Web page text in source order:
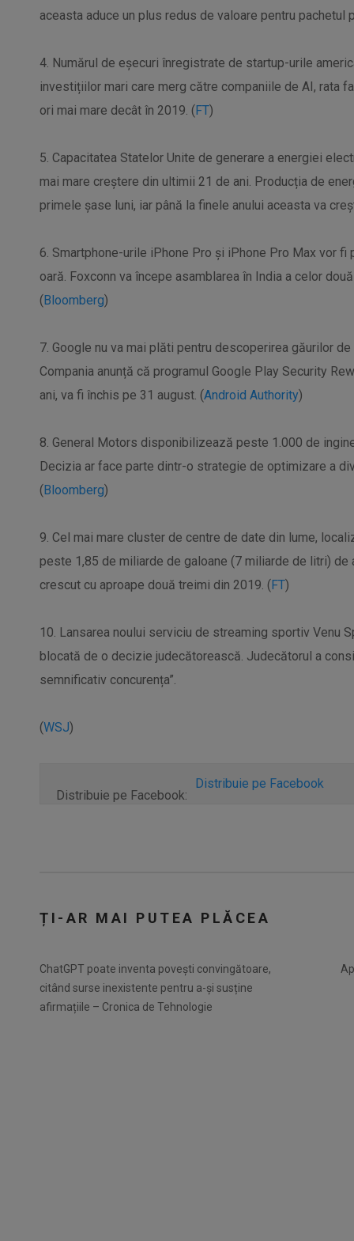
aceasta aduce un plus redus de valoare pentru pachetul
4. Numărul de eșecuri înregistrate de startup-urile
investițiilor mari care merg către companiile de AI, rata
ori mai mare decât în 2019. (FT)
5. Capacitatea Statelor Unite de generare a energiei
mai mare creștere din ultimii 21 de ani. Producția de
primele șase luni, iar până la finele anului aceasta va
6. Smartphone-urile iPhone Pro și iPhone Pro Max vor
oară. Foxconn va începe asamblarea în India a celor
(Bloomberg)
7. Google nu va mai plăti pentru descoperirea găurilor
Compania anunță că programul Google Play Security
ani, va fi închis pe 31 august. (Android Authority)
8. General Motors disponibilizează peste 1.000 de
Decizia ar face parte dintr-o strategie de optimizare a
(Bloomberg)
9. Cel mai mare cluster de centre de date din lume,
peste 1,85 de miliarde de galoane (7 miliarde de litri) de
crescut cu aproape două treimi din 2019. (FT)
10. Lansarea noului serviciu de streaming sportiv Venu
blocată de o decizie judecătorească. Judecătorul a
semnificativ concurența”.
(WSJ)
Distribuie pe Facebook:
Distribuie pe Facebook
ȚI-AR MAI PUTEA PLĂCEA
ChatGPT poate inventa povești convingătoare,
citând surse inexistente pentru a-și susține
afirmațiile – Cronica de Tehnologie